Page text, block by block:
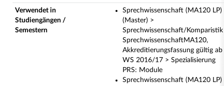
Verwendet in
Studiengängen /
Semestern
Sprechwissenschaft (MA120 LP)
(Master) >
Sprechwissenschaft/Komparistik
SprechwissenschaftMA120,
Akkreditierungsfassung gültig ab
WS 2016/17 > Spezialisierung
PRS: Module
Sprechwissenschaft (MA120 LP)